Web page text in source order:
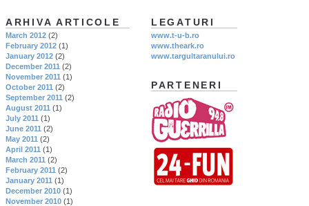
LEGATURI
www.t-u-b.ro
www.theark.ro
www.targultaranului.ro
PARTENERI
ARHIVA ARTICOLE
March 2012 (2)
February 2012 (1)
January 2012 (2)
December 2011 (2)
November 2011 (1)
October 2011 (2)
September 2011 (2)
August 2011 (1)
July 2011 (1)
June 2011 (2)
May 2011 (2)
April 2011 (1)
March 2011 (2)
February 2011 (2)
January 2011 (1)
December 2010 (1)
November 2010 (1)